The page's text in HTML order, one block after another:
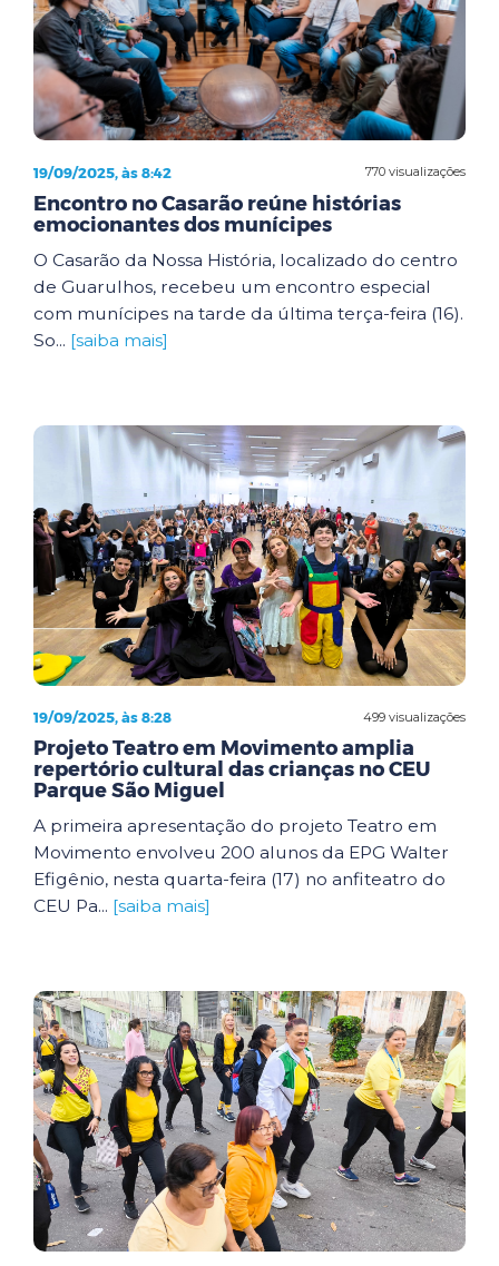
770 visualizações
19/09/2025, às 8:42
Encontro no Casarão reúne histórias
emocionantes dos munícipes
O Casarão da Nossa História, localizado do centro
de Guarulhos, recebeu um encontro especial
com munícipes na tarde da última terça-feira (16).
So... [saiba mais]
499 visualizações
19/09/2025, às 8:28
Projeto Teatro em Movimento amplia
repertório cultural das crianças no CEU
Parque São Miguel
A primeira apresentação do projeto Teatro em
Movimento envolveu 200 alunos da EPG Walter
Efigênio, nesta quarta-feira (17) no anfiteatro do
CEU Pa... [saiba mais]